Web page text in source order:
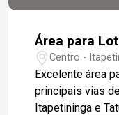
Área para
Centro -
Excelente área
principais vias
Itapetininga e